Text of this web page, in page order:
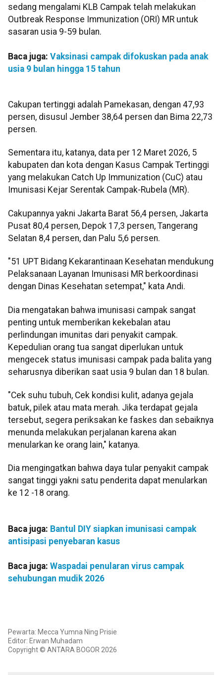
sedang mengalami KLB Campak telah melakukan
Outbreak Response Immunization (ORI) MR untuk
sasaran usia 9-59 bulan.
Baca juga: Vaksinasi campak difokuskan pada anak
usia 9 bulan hingga 15 tahun
Cakupan tertinggi adalah Pamekasan, dengan 47,93
persen, disusul Jember 38,64 persen dan Bima 22,73
persen.
Sementara itu, katanya, data per 12 Maret 2026, 5
kabupaten dan kota dengan Kasus Campak Tertinggi
yang melakukan Catch Up Immunization (CuC) atau
Imunisasi Kejar Serentak Campak-Rubela (MR).
Cakupannya yakni Jakarta Barat 56,4 persen, Jakarta
Pusat 80,4 persen, Depok 17,3 persen, Tangerang
Selatan 8,4 persen, dan Palu 5,6 persen.
"51 UPT Bidang Kekarantinaan Kesehatan mendukung
Pelaksanaan Layanan Imunisasi MR berkoordinasi
dengan Dinas Kesehatan setempat," kata Andi.
Dia mengatakan bahwa imunisasi campak sangat
penting untuk memberikan kekebalan atau
perlindungan imunitas dari penyakit campak.
Kepedulian orang tua sangat diperlukan untuk
mengecek status imunisasi campak pada balita yang
seharusnya diberikan saat usia 9 bulan dan 18 bulan.
"Cek suhu tubuh, Cek kondisi kulit, adanya gejala
batuk, pilek atau mata merah. Jika terdapat gejala
tersebut, segera periksakan ke faskes dan sebaiknya
menunda melakukan perjalanan karena akan
menularkan ke orang lain," katanya.
Dia mengingatkan bahwa daya tular penyakit campak
sangat tinggi yakni satu penderita dapat menularkan
ke 12 -18 orang.
Baca juga: Bantul DIY siapkan imunisasi campak
antisipasi penyebaran kasus
Baca juga: Waspadai penularan virus campak
sehubungan mudik 2026
Pewarta: Mecca Yumna Ning Prisie
Editor: Erwan Muhadam
Copyright © ANTARA BOGOR 2026